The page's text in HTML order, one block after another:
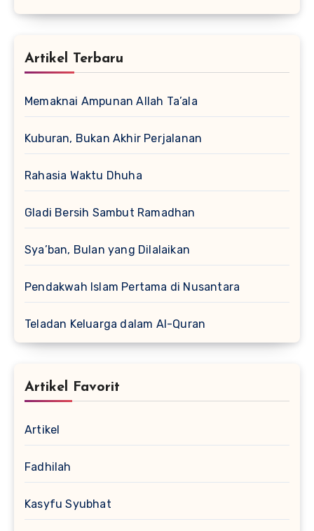
Artikel Terbaru
Memaknai Ampunan Allah Ta’ala
Kuburan, Bukan Akhir Perjalanan
Rahasia Waktu Dhuha
Gladi Bersih Sambut Ramadhan
Sya’ban, Bulan yang Dilalaikan
Pendakwah Islam Pertama di Nusantara
Teladan Keluarga dalam Al-Quran
Artikel Favorit
Artikel
Fadhilah
Kasyfu Syubhat